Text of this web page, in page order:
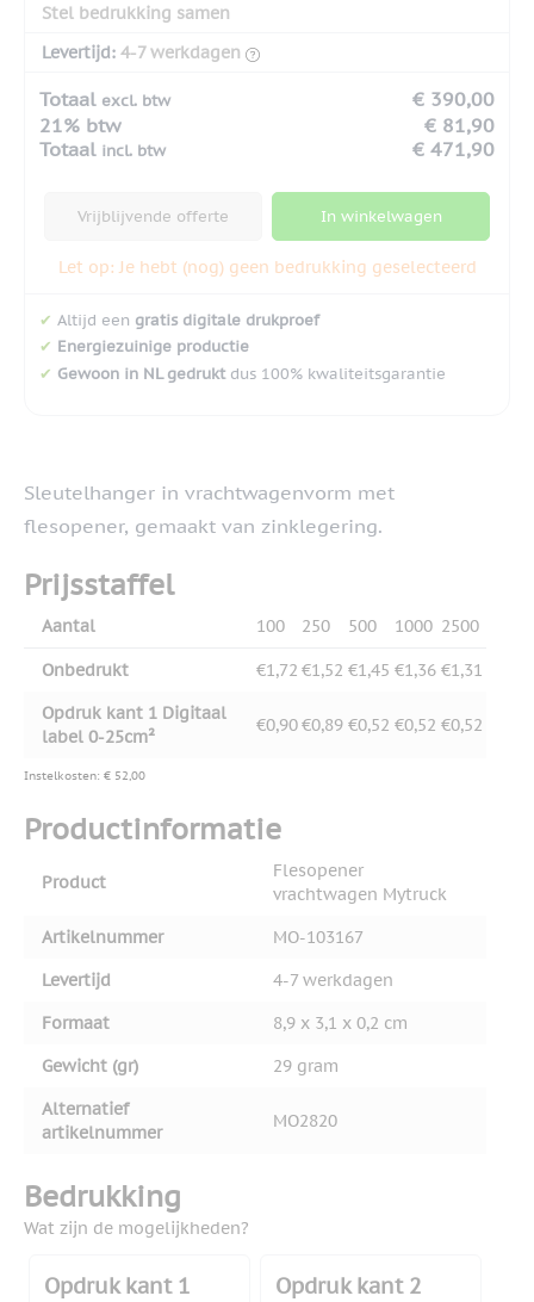
Stel bedrukking samen
Levertijd: 4-7 werkdagen
Totaal excl. btw
€ 390,00
21% btw
€ 81,90
Totaal incl. btw € 471,90
Vrijblijvende offerte In winkelwagen
Let op: Je hebt (nog) geen bedrukking geselecteerd
✔ Altijd een gratis digitale drukproef
✔ Energiezuinige productie
✔ Gewoon in NL gedruktdus 100% kwaliteitsgarantie
Sleutelhanger in vrachtwagenvorm met
flesopener, gemaakt van zinklegering.
Prijsstaffel
Aantal 100 250 500 1000 2500
Onbedrukt €1,72 €1,52 €1,45 €1,36 €1,31
Opdruk kant 1 Digitaal
label 0-25cm²
€0,90€0,89 €0,52 €0,52 €0,52
Instelkosten: € 52,00
Productinformatie
Product
Flesopener
vrachtwagen Mytruck
Artikelnummer
MO-103167
Levertijd
4-7 werkdagen
Formaat
8,9 x 3,1 x 0,2 cm
Gewicht (gr)
29 gram
Alternatief
artikelnummer
MO2820
Bedrukking
Wat zijn de mogelijkheden?
Opdruk kant 1 Opdruk kant 2